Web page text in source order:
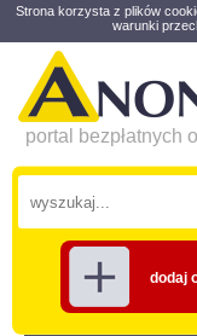
Strona korzysta z plików
warunki
portal bezpłatnych
dodaj